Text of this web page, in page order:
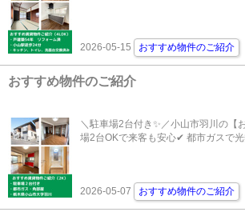
2026-05-15 おすすめ物件のご紹介
おすすめ物件のご紹介
＼駐車場2台付き✨／小山市羽川の【
場2台OKで来客も安心✔ 都市ガスで光
2026-05-07 おすすめ物件のご紹介